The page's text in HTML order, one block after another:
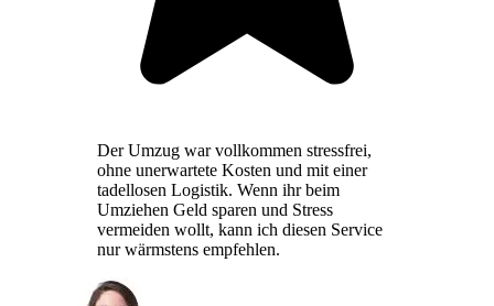
Der Umzug war vollkommen stressfrei,
ohne unerwartete Kosten und mit einer
tadellosen Logistik. Wenn ihr beim
Umziehen Geld sparen und Stress
vermeiden wollt, kann ich diesen Service
nur wärmstens empfehlen.